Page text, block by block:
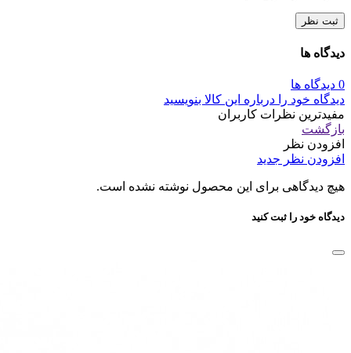
ثبت نظر
دیدگاه ها
0 دیدگاه ها
دیدگاه خود را درباره این کالا بنویسید
مفیدترین نظرات کاربران
بازگشت
افزودن نظر
افزودن نظر جدید
هیچ دیدگاهی برای این محصول نوشته نشده است.
دیدگاه خود را ثبت کنید